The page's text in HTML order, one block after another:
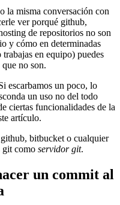
la misma conversación con
ver porqué github,
de repositorios no son
y cómo en determinadas
en equipo) puedes
no son.
escarbamos un poco, lo
un uso no del todo
ciertas funcionalidades de la
artículo.
bitbucket o cualquier
git como servidor git.
un commit al